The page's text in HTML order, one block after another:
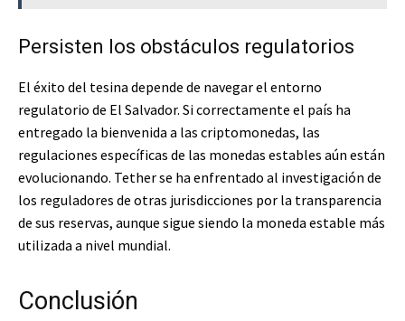
Persisten los obstáculos regulatorios
El éxito del tesina depende de navegar el entorno
regulatorio de El Salvador. Si correctamente el país ha
entregado la bienvenida a las criptomonedas, las
regulaciones específicas de las monedas estables aún están
evolucionando. Tether se ha enfrentado al investigación de
los reguladores de otras jurisdicciones por la transparencia
de sus reservas, aunque sigue siendo la moneda estable más
utilizada a nivel mundial.
Conclusión